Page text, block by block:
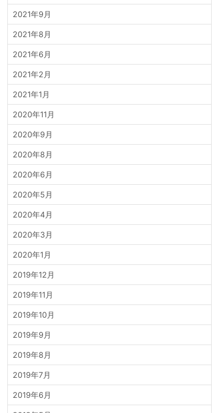
2021年9月
2021年8月
2021年6月
2021年2月
2021年1月
2020年11月
2020年9月
2020年8月
2020年6月
2020年5月
2020年4月
2020年3月
2020年1月
2019年12月
2019年11月
2019年10月
2019年9月
2019年8月
2019年7月
2019年6月